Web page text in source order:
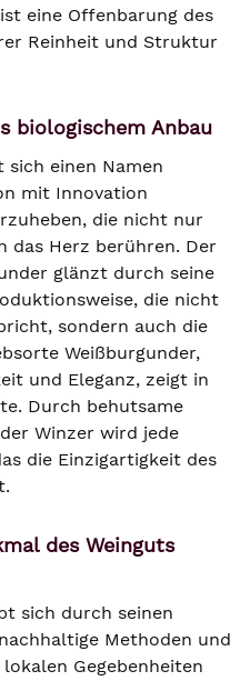
eine Offenbarung des
Reinheit und Struktur
biologischem Anbau
sich einen Namen
mit Innovation
die nicht nur
das Herz berühren. Der
glänzt durch seine
die nicht
sondern auch die
Weißburgunder,
und Eleganz, zeigt in
Durch behutsame
Winzer wird jede
die Einzigartigkeit des
des Weinguts
sich durch seinen
Methoden und
Gegebenheiten